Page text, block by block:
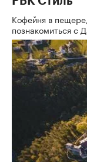
Кофейня в
познакомиться с